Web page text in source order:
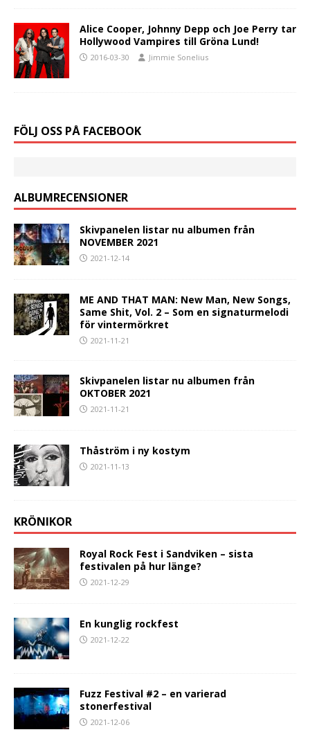
Alice Cooper, Johnny Depp och Joe Perry tar
Hollywood Vampires till Gröna Lund!
2016-03-30 Jimmie Sonelius
FÖLJ OSS PÅ FACEBOOK
ALBUMRECENSIONER
Skivpanelen listar nu albumen från
NOVEMBER 2021
2021-12-14
ME AND THAT MAN: New Man, New Songs,
Same Shit, Vol. 2 – Som en signaturmelodi
för vintermörkret
2021-11-21
Skivpanelen listar nu albumen från
OKTOBER 2021
2021-11-21
Thåström i ny kostym
2021-11-13
KRÖNIKOR
Royal Rock Fest i Sandviken – sista
festivalen på hur länge?
2021-12-29
En kunglig rockfest
2021-12-22
Fuzz Festival #2 – en varierad
stonerfestival
2021-12-06